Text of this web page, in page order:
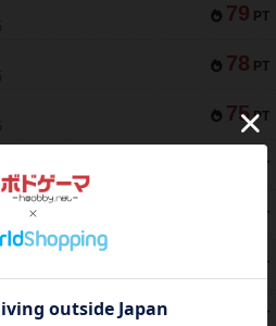
79 PT
78 PT
75 PT
PT
PT
PT
PT